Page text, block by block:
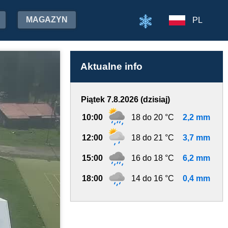
MAGAZYN PL
Aktualne info
Piątek 7.8.2026 (dzisiaj)
10:00 18 do 20 °C 2,2 mm
12:00 18 do 21 °C 3,7 mm
15:00 16 do 18 °C 6,2 mm
18:00 14 do 16 °C 0,4 mm